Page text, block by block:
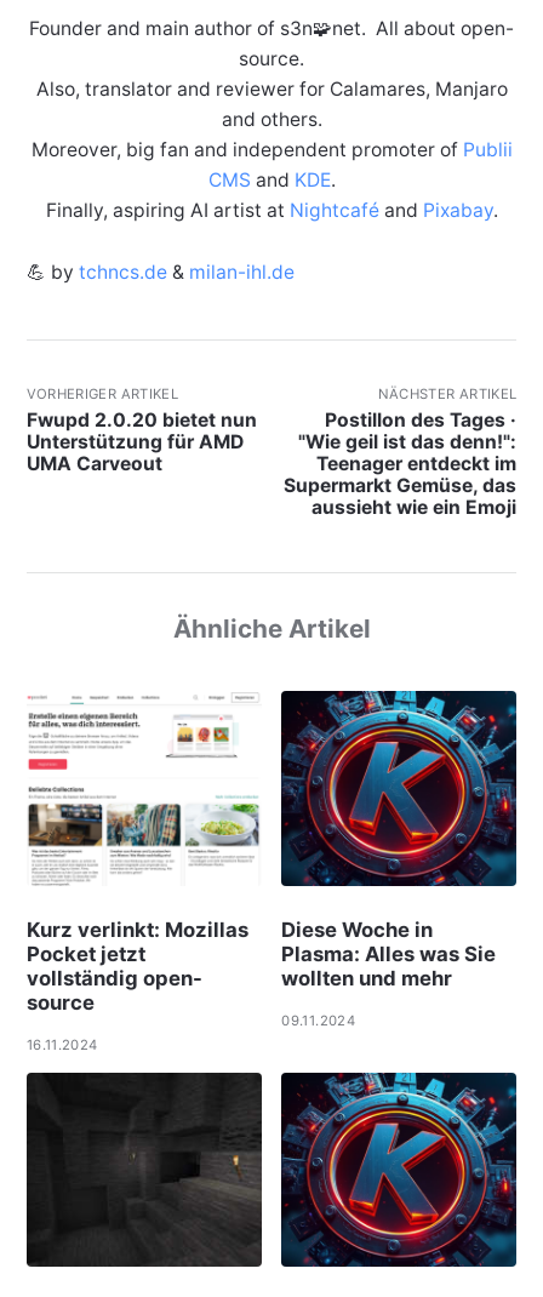
Founder and main author of s3n🧩net. All about open-
source.
Also, translator and reviewer for Calamares, Manjaro
and others.
Moreover, big fan and independent promoter of Publii
CMS and KDE.
Finally, aspiring AI artist at Nightcaféand Pixabay.
💪 by tchncs.de& milan-ihl.de
VORHERIGER ARTIKEL
Fwupd 2.0.20 bietet nun
Unterstützung für AMD
UMA Carveout
NÄCHSTER ARTIKEL
Postillon des Tages ·
"Wie geil ist das denn!":
Teenager entdeckt im
Supermarkt Gemüse, das
aussieht wie ein Emoji
Ähnliche Artikel
Kurz verlinkt: Mozillas
Pocket jetzt
vollständig open-
source
16.11.2024
Diese Woche in
Plasma: Alles was Sie
wollten und mehr
09.11.2024